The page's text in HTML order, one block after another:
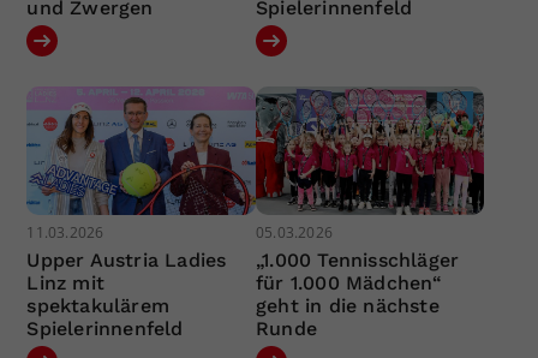
und Zwergen Spielerinnenfeld
11.03.2026
Upper Austria Ladies
Linz mit
spektakulärem
Spielerinnenfeld
05.03.2026
„1.000 Tennisschläger
für 1.000 Mädchen“
geht in die nächste
Runde